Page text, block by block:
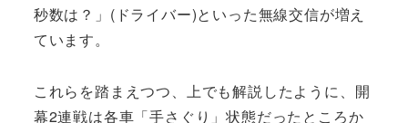
秒数は？」(ドライバー)といった無線交信が増え
ています。
これらを踏まえつつ、上でも解説したように、開
幕2連戦は各車「手さぐり」状態だったところか